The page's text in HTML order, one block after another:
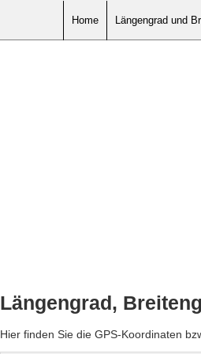
Home Längengrad und
Längengrad,
Hier finden Sie die GPS-Koordinaten